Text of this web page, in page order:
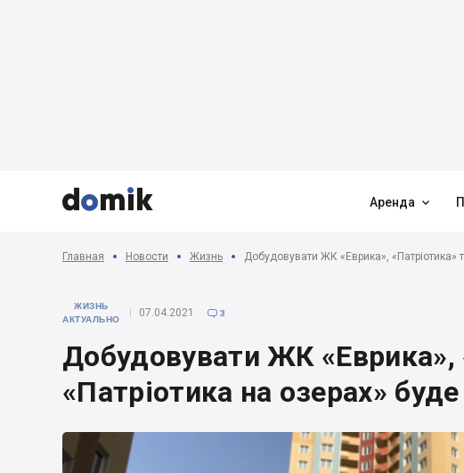


 Аренда 
Главная Новости Жизнь Добудовувати ЖК «Еврика», «Патріотика»
ЖИЗНЬ
АКТУАЛЬНО
07.04.2021  3
Добудовувати ЖК «Еврика»,
«Патріотика на озерах»